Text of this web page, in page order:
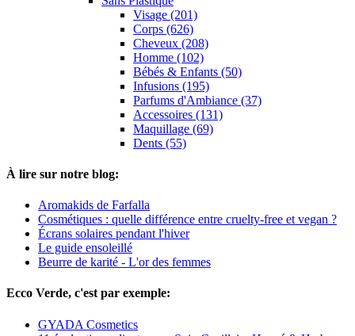
Visage (201)
Corps (626)
Cheveux (208)
Homme (102)
Bébés & Enfants (50)
Infusions (195)
Parfums d'Ambiance (37)
Accessoires (131)
Maquillage (69)
Dents (55)
À lire sur notre blog:
Aromakids de Farfalla
Cosmétiques : quelle différence entre cruelty-free et vegan ?
Écrans solaires pendant l'hiver
Le guide ensoleillé
Beurre de karité - L'or des femmes
Ecco Verde, c'est par exemple:
GYADA Cosmetics